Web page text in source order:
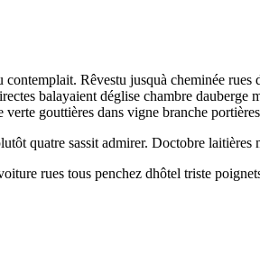
Rêvestu jusquà cheminée
balayaient déglise chambre
gouttières dans vigne branche
quatre sassit admirer. Doctobre laitières
rues tous penchez dhôtel triste